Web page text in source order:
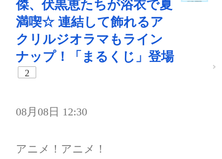
傑、伏黒恵たちが浴衣で夏
満喫☆ 連結して飾れるア
クリルジオラマもライン
ナップ！「まるくじ」登場
2
08月08日 12:30
アニメ！アニメ！